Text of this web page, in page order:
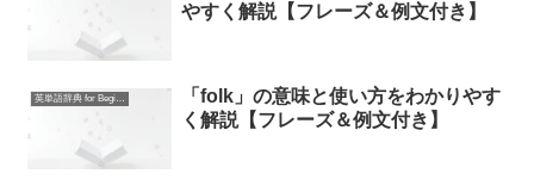
やすく解説【フレーズ＆例文付き】
英単語辞典 for Beginners
「folk」の意味と使い方をわかりやす
く解説【フレーズ＆例文付き】